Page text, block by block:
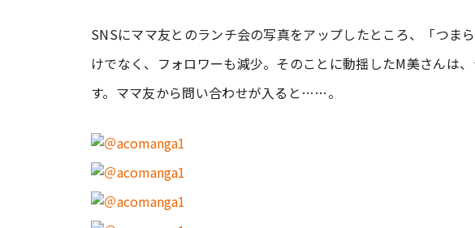
SNSにママ友とのランチ会の写真をアップしたところ、「つま
けでなく、フォロワーも減少。そのことに動揺したM美さんは
す。ママ友から問い合わせが入ると……。